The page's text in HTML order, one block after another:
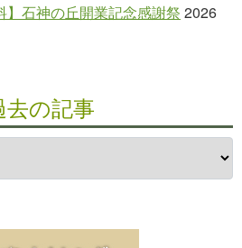
石神の丘開業記念感謝祭 2026
去の記事